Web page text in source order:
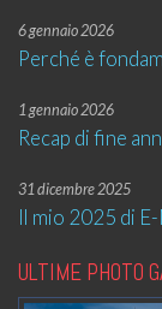
6 gennaio 2026
Perché è
1 gennaio 2026
Recap di fine
31 dicembre 2025
Il mio 2025 di
ULTIME PHOTO